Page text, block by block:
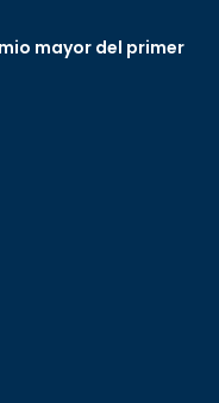
mayor del primer